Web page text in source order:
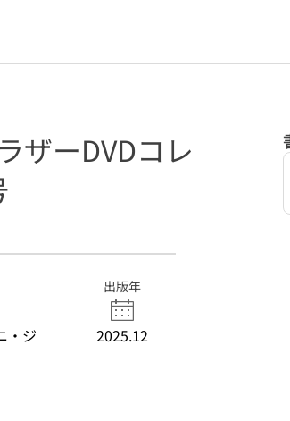
ザーDVDコレ
・ジ
出版年
2025.12